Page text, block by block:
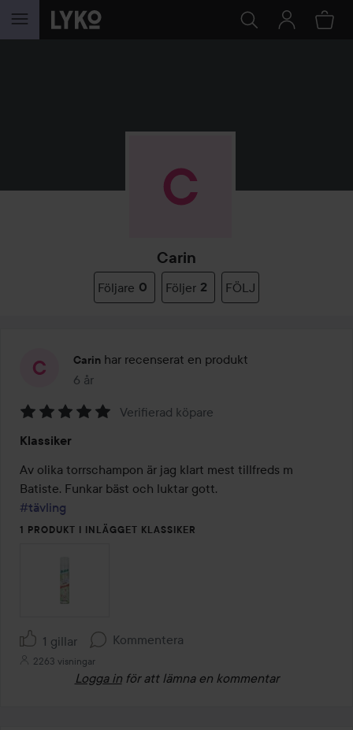
HOPPA TILL INNEHÅLLET
Carin
Följare 0 Följer 2 FÖLJ
Carin har recenserat en produkt
6 år
Inlägget skapades 6 år
5
av
5
Verifierad köpare
Klassiker
Av olika torrschampon är jag klart mest tillfreds m
#tävling
1 PRODUKT I INLÄGGET KLASSIKER
1 gillar Kommentera
2263 visningar
Logga in för att lämna en kommentar